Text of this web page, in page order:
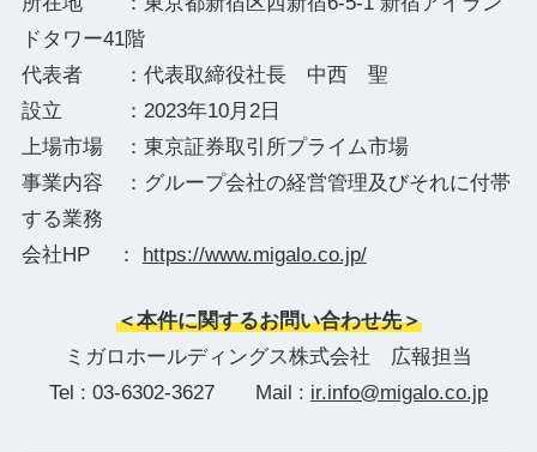
ドタワー41階
代表者 ：代表取締役社長 中西 聖
設立 ：2023年10月2日
上場市場 ：東京証券取引所プライム市場
事業内容 ：グループ会社の経営管理及びそれに付帯
する業務
会社HP ：
https://www.migalo.co.jp/
＜本件に関するお問い合わせ先＞
ミガロホールディングス株式会社 広報担当
Tel : 03-6302-3627 Mail : ir.info@migalo.co.jp